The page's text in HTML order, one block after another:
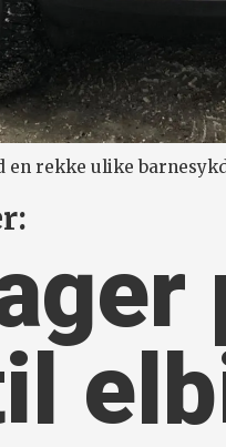
en rekke ulike